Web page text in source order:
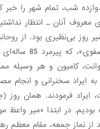
شب، تمام شهر را
آنان ـ انتظار
روز بی‌نظیری بود. از
حجت‌الاسلام
کامیون و هر وسیله
ایراد سخنرانی و انجام
ایراد فرمودند. همان
در ابتدا «میر
از نماز جمعه، مقام